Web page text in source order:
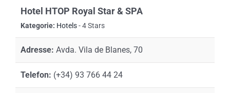
Hotel HTOP Royal Star & SPA
Kategorie: Hotels- 4 Stars
Adresse: Avda. Vila de Blanes, 70
Telefon: (+34) 93 766 44 24